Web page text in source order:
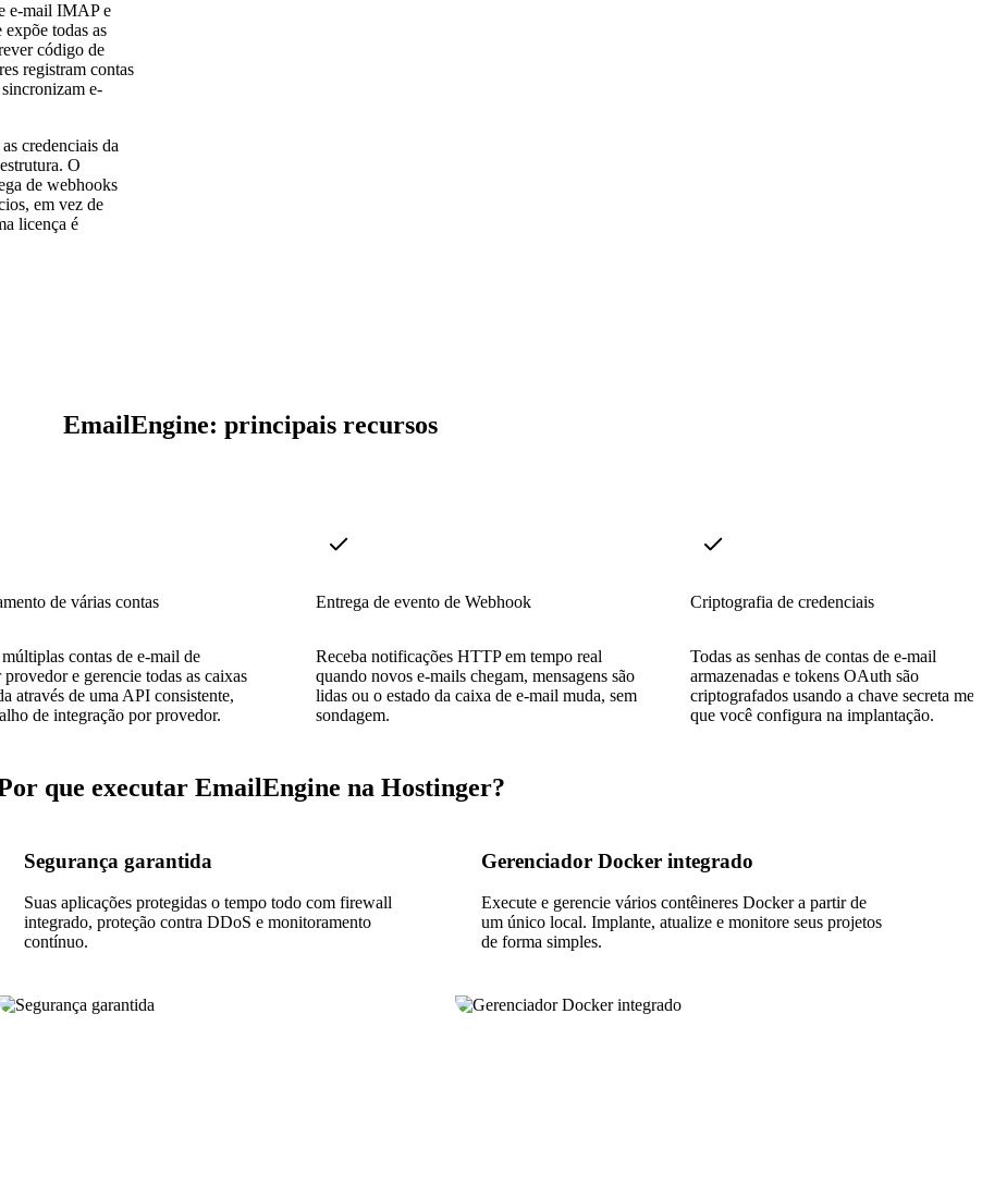
e-mail IMAP e
todas as
código de
registram contas
e-
credenciais da
O
de webhooks
em vez de
licença é
EmailEngine: principais recursos
de várias contas
contas de e-mail de
provedor e gerencie todas as caixas
através de uma API consistente,
de integração por provedor.
Entrega de evento de Webhook
Receba notificações HTTP em tempo real
quando novos e-mails chegam, mensagens são
lidas ou o estado da caixa de e-mail muda, sem
sondagem.
Criptografia de credenciais
Todas as senhas de contas de e-mail
armazenadas e tokens OAuth são
criptografados usando a chave secreta
que você configura na implantação.
que executar EmailEngine na Hostinger?
Segurança garantida
Suas aplicações protegidas o tempo todo com firewall
integrado, proteção contra DDoS e monitoramento
contínuo.
Gerenciador Docker integrado
Execute e gerencie vários contêineres Docker a partir de
um único local. Implante, atualize e monitore seus projetos
de forma simples.